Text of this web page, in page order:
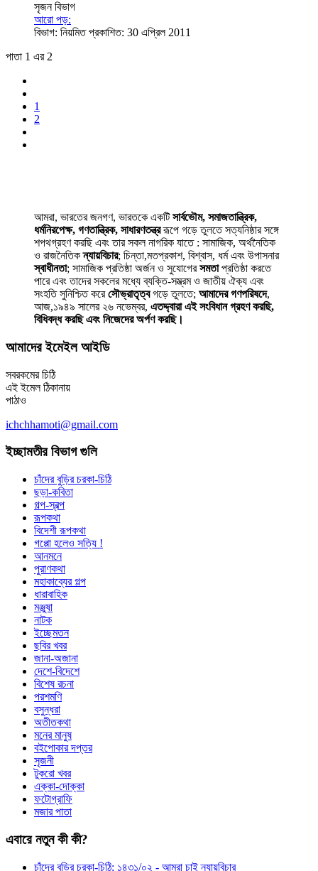
সৃজন বিভাগ
আরো পড়:
বিভাগ: নিয়মিত প্রকাশিত: 30 এপ্রিল 2011
পাতা 1 এর 2
1
2
আমরা, ভারতের জনগণ, ভারতকে একটিসার্বভৌম, সমাজতান্ত্রিক,
ধর্মনিরপেক্ষ, গণতান্ত্রিক, সাধারণতন্ত্ররূপে গড়ে তুলতে সত্যনিষ্ঠার সঙ্গে
শপথগ্রহণ করছি এবং তার সকল নাগরিক যাতে : সামাজিক, অর্থনৈতিক
ও রাজনৈতিকন্যায়বিচার; চিন্তা,মতপ্রকাশ, বিশ্বাস, ধর্ম এবং উপাসনার
স্বাধীনতা; সামাজিক প্রতিষ্ঠা অর্জন ও সুযোগেরসমতাপ্রতিষ্ঠা করতে
পারে এবং তাদের সকলের মধ্যে ব্যক্তি-সম্ভ্রম ও জাতীয় ঐক্য এবং
সংহতি সুনিশ্চিত করেসৌভ্রাতৃত্বগড়ে তুলতে; আমাদের গণপরিষদে,
আজ,১৯৪৯ সালের ২৬ নভেম্বর, এতদ্দ্বারা এই সংবিধান গ্রহণ করছি,
বিধিবদ্ধ করছি এবং নিজেদের অর্পণ করছি।
আমাদের ইমেইল আইডি
সবরকমের চিঠি
এই ইমেল ঠিকানায়
পাঠাও
ichchhamoti@gmail.com
ইচ্ছামতীর বিভাগ গুলি
চাঁদের বুড়ির চরকা-চিঠি
ছড়া-কবিতা
গল্প-স্বল্প
রূপকথা
বিদেশী রূপকথা
গপ্পো হলেও সত্যি !
আনমনে
পুরাণকথা
মহাকাব্যের গল্প
ধারাবাহিক
মঞ্জুষা
নাটক
ইচ্ছেমতন
ছবির খবর
জানা-অজানা
দেশে-বিদেশে
বিশেষ রচনা
পরশমণি
বসুন্ধরা
অতীতকথা
মনের মানুষ
বইপোকার দপ্তর
সৃজনী
টুকরো খবর
এক্কা-দোক্কা
ফটোগ্রাফি
মজার পাতা
এবারে নতুন কী কী?
চাঁদের বুড়ির চরকা-চিঠি: ১৪৩১/০২ - আমরা চাই ন্যায়বিচার